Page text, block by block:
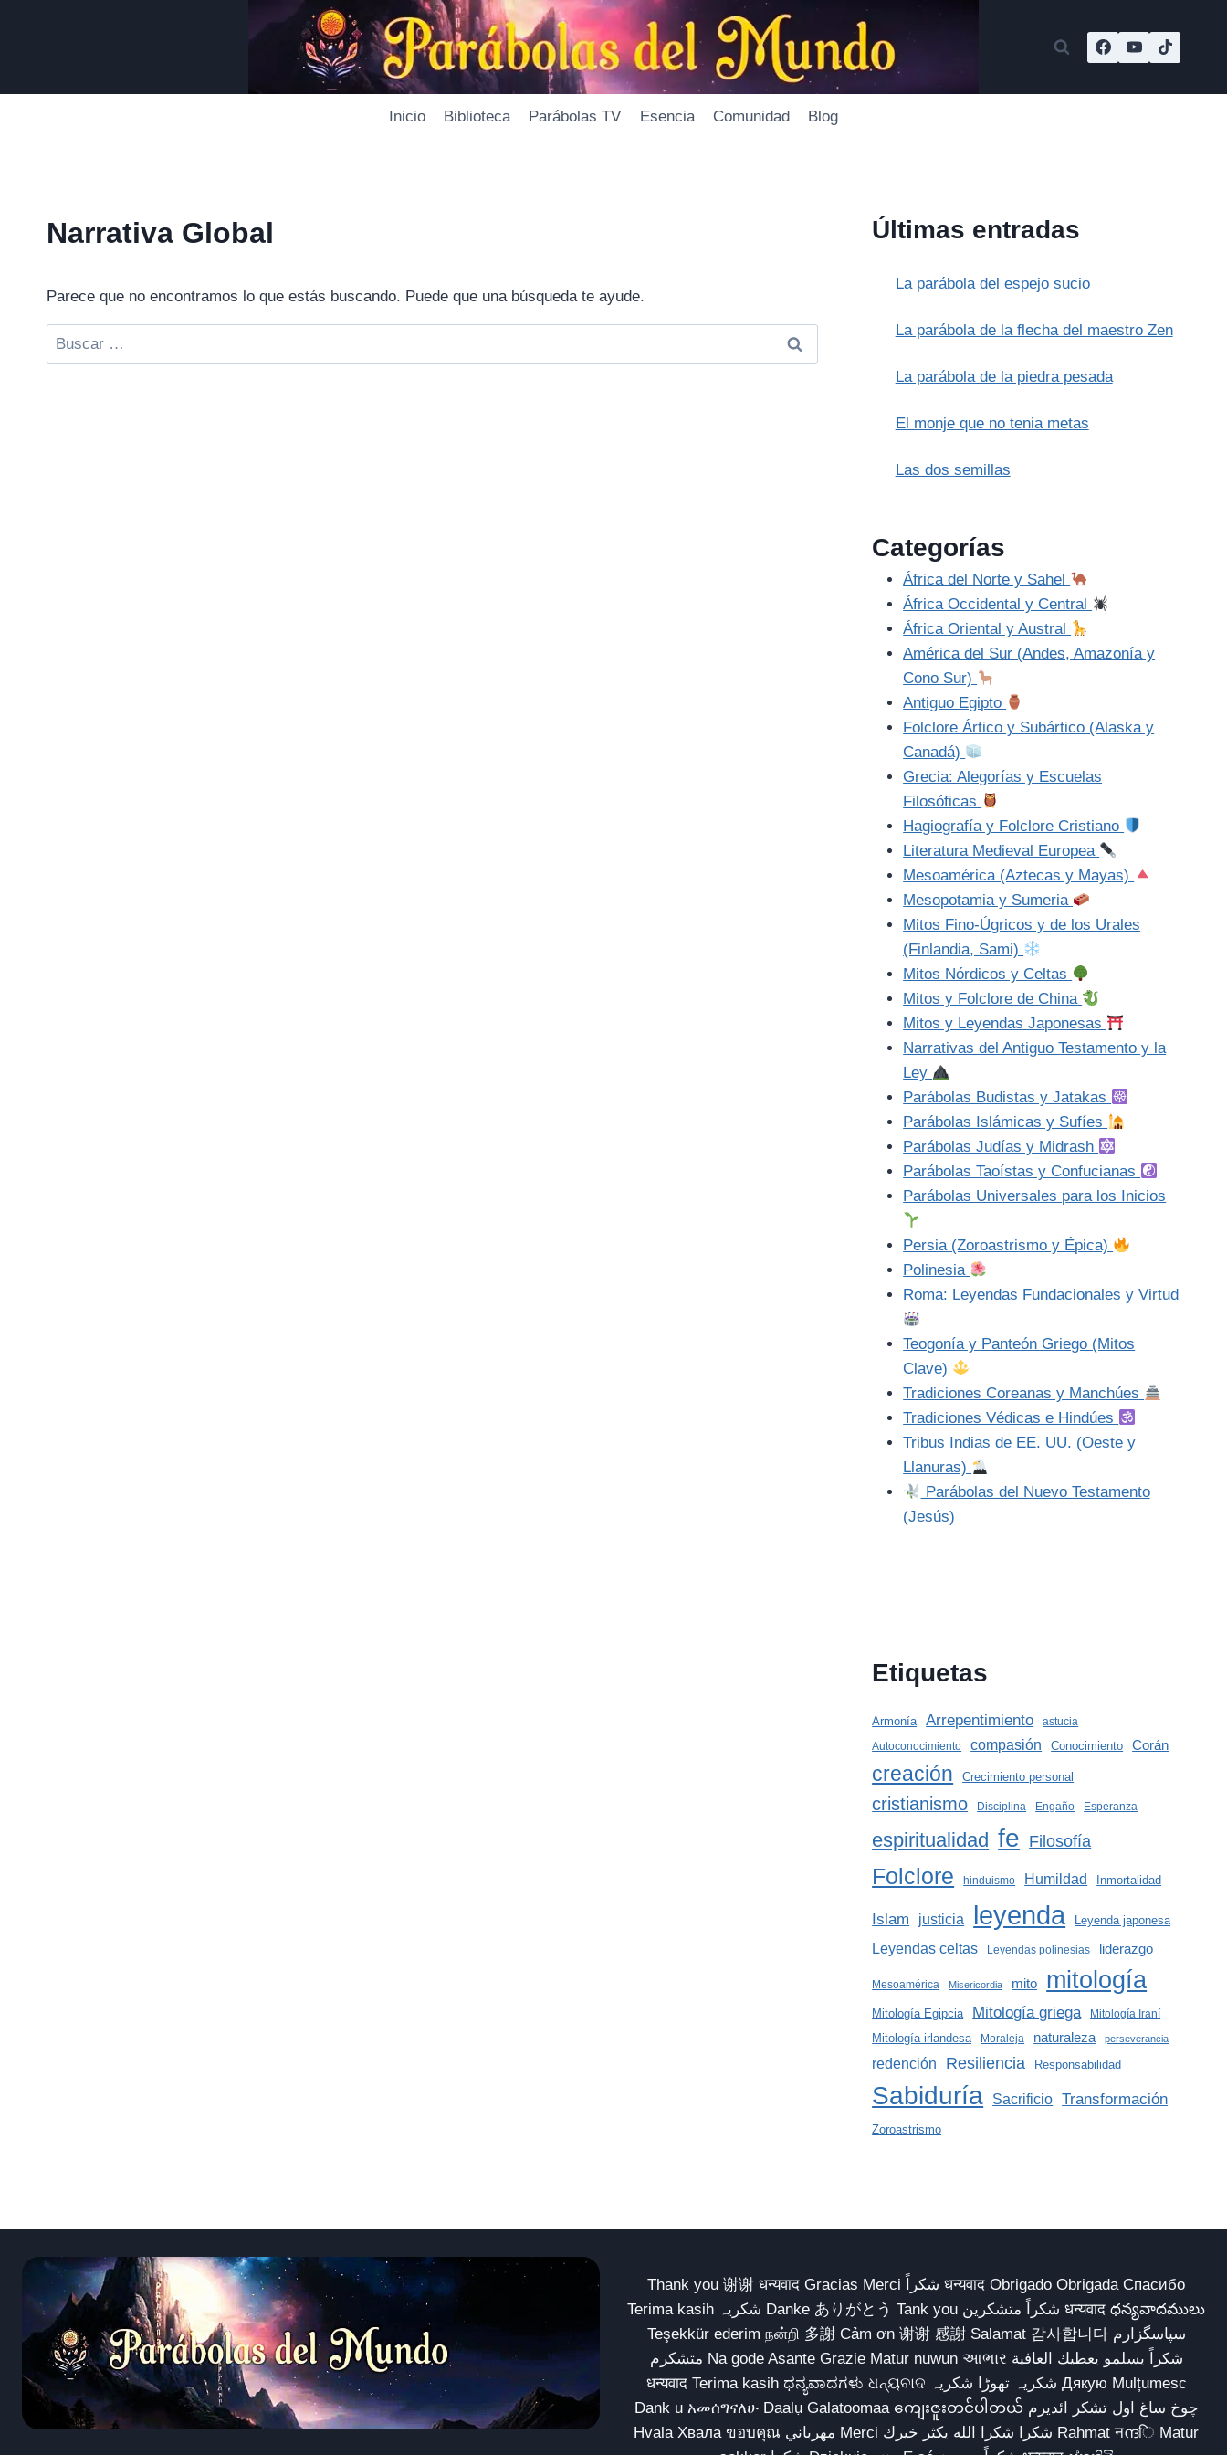
Inicio Biblioteca Parábolas TV Esencia Comunidad Blog
Narrativa Global
Parece que no encontramos lo que estás buscando. Puede que una búsqueda te ayude.
Buscar:
Últimas entradas
La parábola del espejo sucio
La parábola de la flecha del maestro Zen
La parábola de la piedra pesada
El monje que no tenia metas
Las dos semillas
Categorías
África del Norte y Sahel
África Occidental y Central
África Oriental y Austral
América del Sur (Andes, Amazonía y
Cono Sur)
Antiguo Egipto
Folclore Ártico y Subártico (Alaska y
Canadá)
Grecia: Alegorías y Escuelas
Filosóficas
Hagiografía y Folclore Cristiano
Literatura Medieval Europea
Mesoamérica (Aztecas y Mayas)
Mesopotamia y Sumeria
Mitos Fino-Úgricos y de los Urales
(Finlandia, Sami)
Mitos Nórdicos y Celtas
Mitos y Folclore de China
Mitos y Leyendas Japonesas
Narrativas del Antiguo Testamento y la
Ley
Parábolas Budistas y Jatakas
Parábolas Islámicas y Sufíes
Parábolas Judías y Midrash
Parábolas Taoístas y Confucianas
Parábolas Universales para los Inicios
Persia (Zoroastrismo y Épica)
Polinesia
Roma: Leyendas Fundacionales y Virtud
Teogonía y Panteón Griego (Mitos
Clave)
Tradiciones Coreanas y Manchúes
Tradiciones Védicas e Hindúes
Tribus Indias de EE. UU. (Oeste y
Llanuras)
Parábolas del Nuevo Testamento
(Jesús)
Etiquetas
Armonía Arrepentimiento
astucia
Autoconocimiento
compasión Conocimiento Corán
creación Crecimiento personal
cristianismo Disciplina Engaño Esperanza
espiritualidad fe Filosofía
Folclore hinduismo Humildad Inmortalidad
Islam justicia leyenda Leyenda japonesa
Leyendas celtas Leyendas polinesias liderazgo
Mesoamérica Misericordia mito mitología
Mitología Egipcia Mitología griega Mitología Iraní
Mitología irlandesa Moraleja naturaleza perseverancia
redención Resiliencia Responsabilidad
Sabiduría Sacrificio Transformación
Zoroastrismo
Thank you 谢谢 धन्यवाद Gracias Merci شكراً धन्यवाद Obrigado Obrigada Спасибо
Terima kasih شکریہ Danke ありがとう Tank you شكراً متشكرين धन्यवाद ధన్యవాదములు
Teşekkür ederim நன்றி 多謝 Cảm ơn 谢谢 感謝 Salamat 감사합니다 سپاسگزارم
متشکرم Na gode Asante Grazie Matur nuwun આભાર شكراً يسلمو يعطيك العافية
धन्यवाद Terima kasih ಧನ್ಯವಾದಗಳು ଧନ୍ୟବାଦ شکریہ تھوڑا شکریہ Дякую Mulțumesc
Dank u አመሰግናለሁ Daalụ Galatoomaa ကျေးဇူးတင်ပါတယ် چوخ ساغ اول تشکر ائدیرم
Hvala Хвала ขอบคุณ مهرباني Merci شكرا شكرا الله يكثر خيرك Rahmat नന്ദि Matur